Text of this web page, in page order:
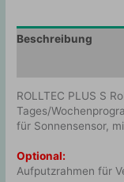
Beschreibung
ROLLTEC PLUS S
Tages/
für Sonnensensor,
Optional:
Aufputzrahmen für